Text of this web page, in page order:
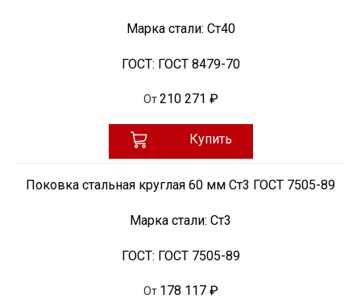
Марка стали: Ст40
ГОСТ: ГОСТ 8479-70
От 210 271 ₽
Купить
Поковка стальная круглая 60 мм Ст3 ГОСТ 7505-89
Марка стали: Ст3
ГОСТ: ГОСТ 7505-89
От 178 117 ₽